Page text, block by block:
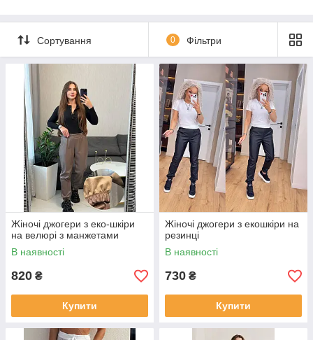
Сортування 0 Фільтри
Жіночі джогери з еко-шкіри
на велюрі з манжетами
В наявності
820 ₴
Купити
Жіночі джогери з екошкіри на
резинці
В наявності
730 ₴
Купити